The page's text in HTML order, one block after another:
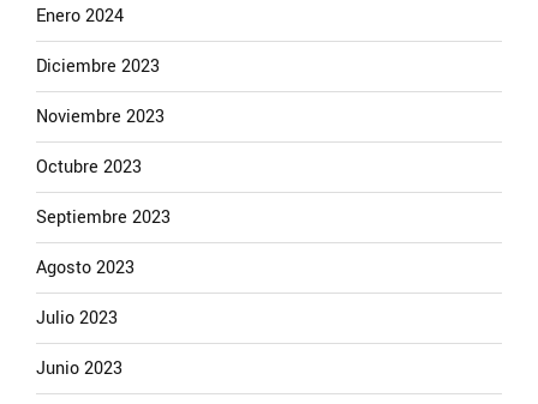
Enero 2024
Diciembre 2023
Noviembre 2023
Octubre 2023
Septiembre 2023
Agosto 2023
Julio 2023
Junio 2023